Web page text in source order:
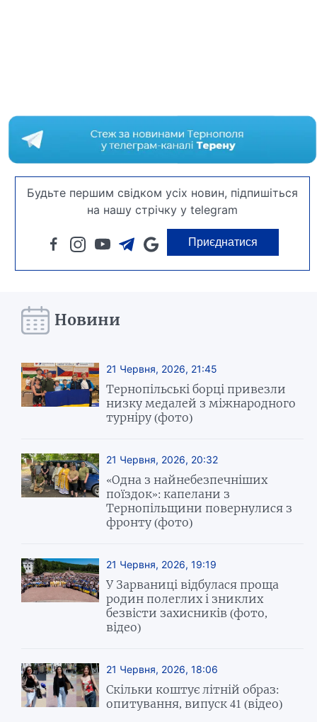
Будьте першим свідком усіх новин, підпишіться
на нашу стрічку у telegram
Приєднатися
Новини
21 Червня, 2026, 21:45
Тернопільські борці привезли
низку медалей з міжнародного
турніру (фото)
21 Червня, 2026, 20:32
«Одна з найнебезпечніших
поїздок»: капелани з
Тернопільщини повернулися з
фронту (фото)
21 Червня, 2026, 19:19
У Зарваниці відбулася проща
родин полеглих і зниклих
безвісти захисників (фото,
відео)
21 Червня, 2026, 18:06
Скільки коштує літній образ:
опитування, випуск 41 (відео)